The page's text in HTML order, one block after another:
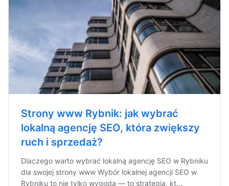
Strony www Rybnik: jak wybrać
lokalną agencję SEO, która zwiększy
ruch i sprzedaż?
Dlaczego warto wybrać lokalną agencję SEO w Rybniku
dla swojej strony www Wybór lokalnej agencji SEO w
Rybniku to nie tylko wygoda — to strategia, kt...